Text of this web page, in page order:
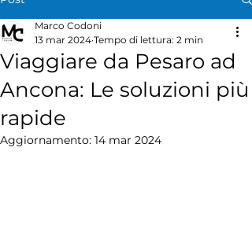
Viaggiare da Pesaro ad
Ancona: Le soluzioni più
rapide
Marco Codoni
13 mar 2024 Tempo di lettura: 2 min
Aggiornamento: 14 mar 2024